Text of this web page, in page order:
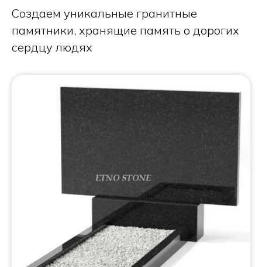
Создаем уникальные гранитные
памятники, хранящие память о дорогих
сердцу людях